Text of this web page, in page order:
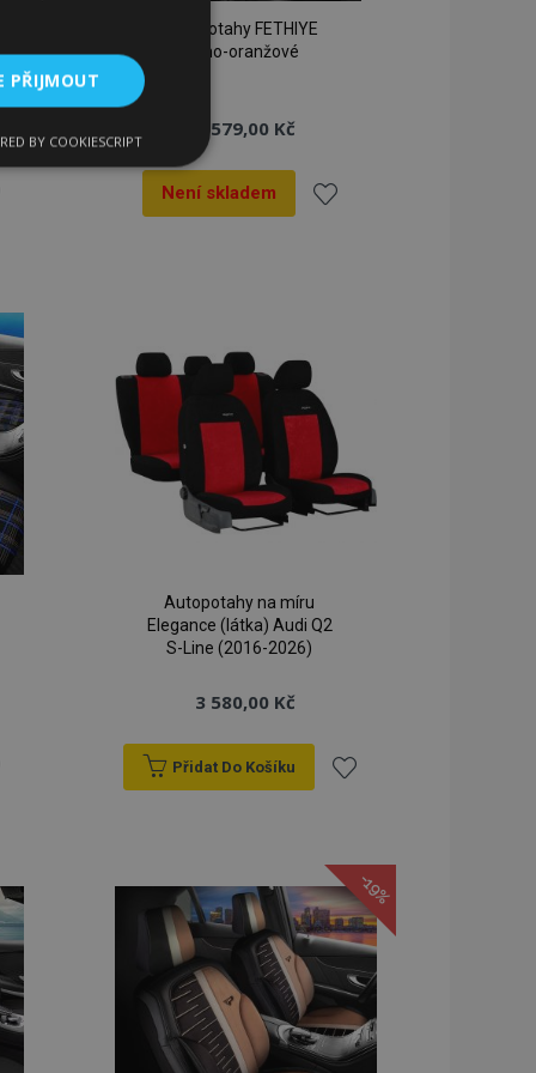
Autopotahy FETHIYE
černo-oranžové
3 579,00 Kč
Není skladem
Autopotahy na míru
Elegance (látka) Audi Q2
S-Line (2016-2026)
3 580,00 Kč
Přidat Do Košíku
k
oblíbeným
-19%
PŘIJMOUT
soubory
správa účtu.
zákazníka
nakupujícími,
informace o
oznámení, která
zpráva o
různé chybové
poté, co se
stránky, např.
úložišti.
strategie
na straně
spouští
Když je
endovou
BY COOKIESCRIPT